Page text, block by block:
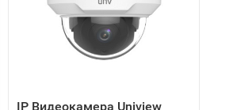
IP Видеокамера Uniview